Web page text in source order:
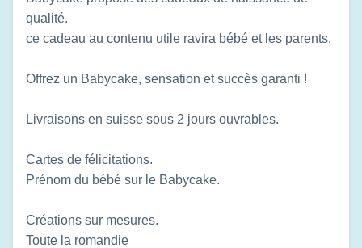
qualité.
ce cadeau au contenu utile ravira bébé et les parents.
Offrez un Babycake, sensation et succès garanti !
Livraisons en suisse sous 2 jours ouvrables.
Cartes de félicitations.
Prénom du bébé sur le Babycake.
Créations sur mesures.
Toute la romandie